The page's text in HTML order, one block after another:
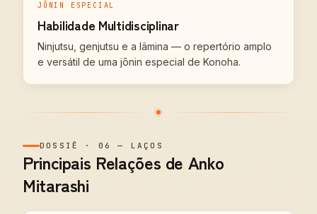
JŌNIN ESPECIAL
Habilidade Multidisciplinar
Ninjutsu, genjutsu e a lâmina — o repertório amplo
e versátil de uma jōnin especial de Konoha.
DOSSIÊ · 06 — LAÇOS
Principais Relações de Anko
Mitarashi